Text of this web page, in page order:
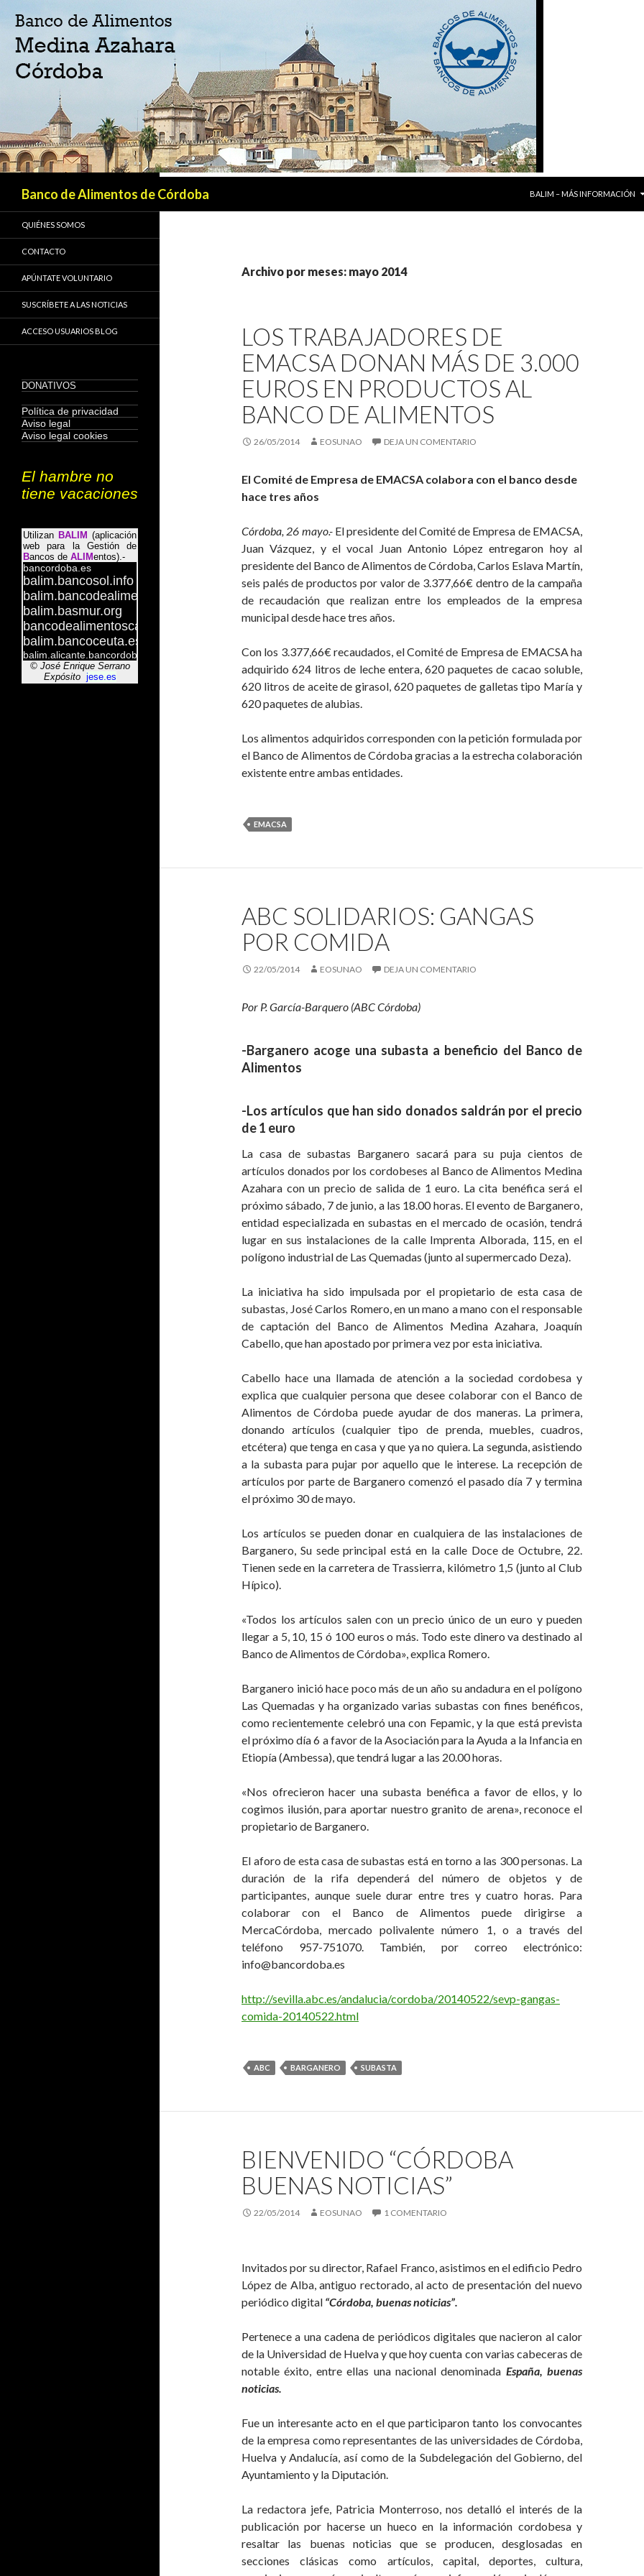
Banco de Alimentos de Córdoba
BALIM – MÁS INFORMACIÓN
Archivo por meses: mayo 2014
LOS TRABAJADORES DE
EMACSA DONAN MÁS DE 3.000
EUROS EN PRODUCTOS AL
BANCO DE ALIMENTOS
26/05/2014 EOSUNAO DEJA UN COMENTARIO
El Comité de Empresa de EMACSA colabora con el banco desde
hace tres años
Córdoba, 26 mayo.-El presidente del Comité de Empresa de EMACSA,
Juan Vázquez, y el vocal Juan Antonio López entregaron hoy al
presidente del Banco de Alimentos de Córdoba, Carlos Eslava Martín,
seis palés de productos por valor de 3.377,66€ dentro de la campaña
de recaudación que realizan entre los empleados de la empresa
municipal desde hace tres años.
Con los 3.377,66€ recaudados, el Comité de Empresa de EMACSA ha
adquirido 624 litros de leche entera, 620 paquetes de cacao soluble,
620 litros de aceite de girasol, 620 paquetes de galletas tipo María y
620 paquetes de alubias.
Los alimentos adquiridos corresponden con la petición formulada por
el Banco de Alimentos de Córdoba gracias a la estrecha colaboración
existente entre ambas entidades.
EMACSA
ABC SOLIDARIOS: GANGAS
POR COMIDA
22/05/2014 EOSUNAO DEJA UN COMENTARIO
Por P. García-Barquero (ABC Córdoba)
-Barganero acoge una subasta a beneficio del Banco de
Alimentos
-Los artículos que han sido donados saldrán por el precio
de 1 euro
La casa de subastas Barganero sacará para su puja cientos de
artículos donados por los cordobeses al Banco de Alimentos Medina
Azahara con un precio de salida de 1 euro. La cita benéfica será el
próximo sábado, 7 de junio, a las 18.00 horas. El evento de Barganero,
entidad especializada en subastas en el mercado de ocasión, tendrá
lugar en sus instalaciones de la calle Imprenta Alborada, 115, en el
polígono industrial de Las Quemadas (junto al supermercado Deza).
La iniciativa ha sido impulsada por el propietario de esta casa de
subastas, José Carlos Romero, en un mano a mano con el responsable
de captación del Banco de Alimentos Medina Azahara, Joaquín
Cabello, que han apostado por primera vez por esta iniciativa.
Cabello hace una llamada de atención a la sociedad cordobesa y
explica que cualquier persona que desee colaborar con el Banco de
Alimentos de Córdoba puede ayudar de dos maneras. La primera,
donando artículos (cualquier tipo de prenda, muebles, cuadros,
etcétera) que tenga en casa y que ya no quiera. La segunda, asistiendo
a la subasta para pujar por aquello que le interese. La recepción de
artículos por parte de Barganero comenzó el pasado día 7 y termina
el próximo 30 de mayo.
Los artículos se pueden donar en cualquiera de las instalaciones de
Barganero, Su sede principal está en la calle Doce de Octubre, 22.
Tienen sede en la carretera de Trassierra, kilómetro 1,5 (junto al Club
Hípico).
«Todos los artículos salen con un precio único de un euro y pueden
llegar a 5, 10, 15 ó 100 euros o más. Todo este dinero va destinado al
Banco de Alimentos de Córdoba», explica Romero.
Barganero inició hace poco más de un año su andadura en el polígono
Las Quemadas y ha organizado varias subastas con fines benéficos,
como recientemente celebró una con Fepamic, y la que está prevista
el próximo día 6 a favor de la Asociación para la Ayuda a la Infancia en
Etiopía (Ambessa), que tendrá lugar a las 20.00 horas.
«Nos ofrecieron hacer una subasta benéfica a favor de ellos, y lo
cogimos ilusión, para aportar nuestro granito de arena», reconoce el
propietario de Barganero.
El aforo de esta casa de subastas está en torno a las 300 personas. La
duración de la rifa dependerá del número de objetos y de
participantes, aunque suele durar entre tres y cuatro horas. Para
colaborar con el Banco de Alimentos puede dirigirse a
MercaCórdoba, mercado polivalente número 1, o a través del
teléfono 957-751070. También, por correo electrónico:
info@bancordoba.es
http://sevilla.abc.es/andalucia/cordoba/20140522/sevp-gangas-
comida-20140522.html
ABC BARGANERO SUBASTA
BIENVENIDO “CÓRDOBA
BUENAS NOTICIAS”
22/05/2014 EOSUNAO 1 COMENTARIO
Invitados por su director, Rafael Franco, asistimos en el edificio Pedro
López de Alba, antiguo rectorado, al acto de presentación del nuevo
periódico digital “Córdoba, buenas noticias”.
Pertenece a una cadena de periódicos digitales que nacieron al calor
de la Universidad de Huelva y que hoy cuenta con varias cabeceras de
notable éxito, entre ellas una nacional denominada España, buenas
noticias.
Fue un interesante acto en el que participaron tanto los convocantes
de la empresa como representantes de las universidades de Córdoba,
Huelva y Andalucía, así como de la Subdelegación del Gobierno, del
Ayuntamiento y la Diputación.
La redactora jefe, Patricia Monterroso, nos detalló el interés de la
publicación por hacerse un hueco en la información cordobesa y
resaltar las buenas noticias que se producen, desglosadas en
secciones clásicas como artículos, capital, deportes, cultura,
QUIÉNES SOMOS
CONTACTO
APÚNTATE VOLUNTARIO
SUSCRÍBETE A LAS NOTICIAS
ACCESO USUARIOS BLOG